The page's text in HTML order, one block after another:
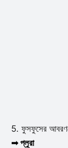
5. ফুসফুসের
➟ প্লুরা